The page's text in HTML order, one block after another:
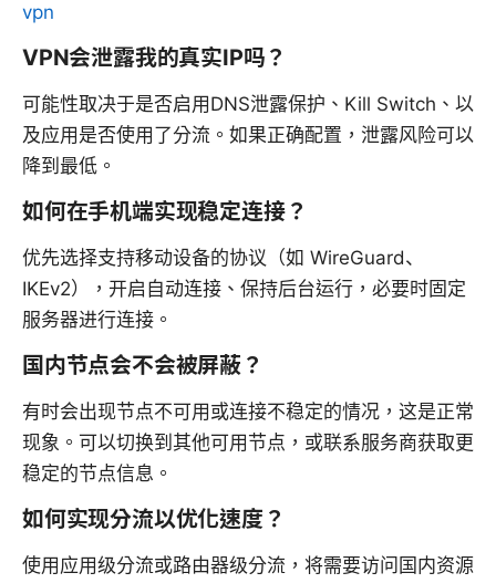
vpn
VPN会泄露我的真实IP吗？
可能性取决于是否启用DNS泄露保护、Kill Switch、以
及应用是否使用了分流。如果正确配置，泄露风险可以
降到最低。
如何在手机端实现稳定连接？
优先选择支持移动设备的协议（如 WireGuard、
IKEv2），开启自动连接、保持后台运行，必要时固定
服务器进行连接。
国内节点会不会被屏蔽？
有时会出现节点不可用或连接不稳定的情况，这是正常
现象。可以切换到其他可用节点，或联系服务商获取更
稳定的节点信息。
如何实现分流以优化速度？
使用应用级分流或路由器级分流，将需要访问国内资源